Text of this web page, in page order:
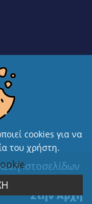
Ιστοσελίδων
Στην Αρχή
cookies για να
του χρήστη.